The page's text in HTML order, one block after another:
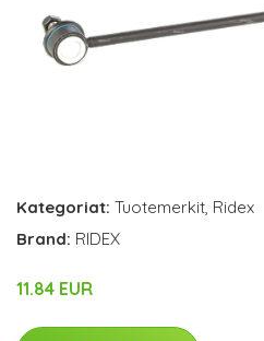
Kategoriat: Tuotemerkit Ridex
Brand: RIDEX
11.84 EUR